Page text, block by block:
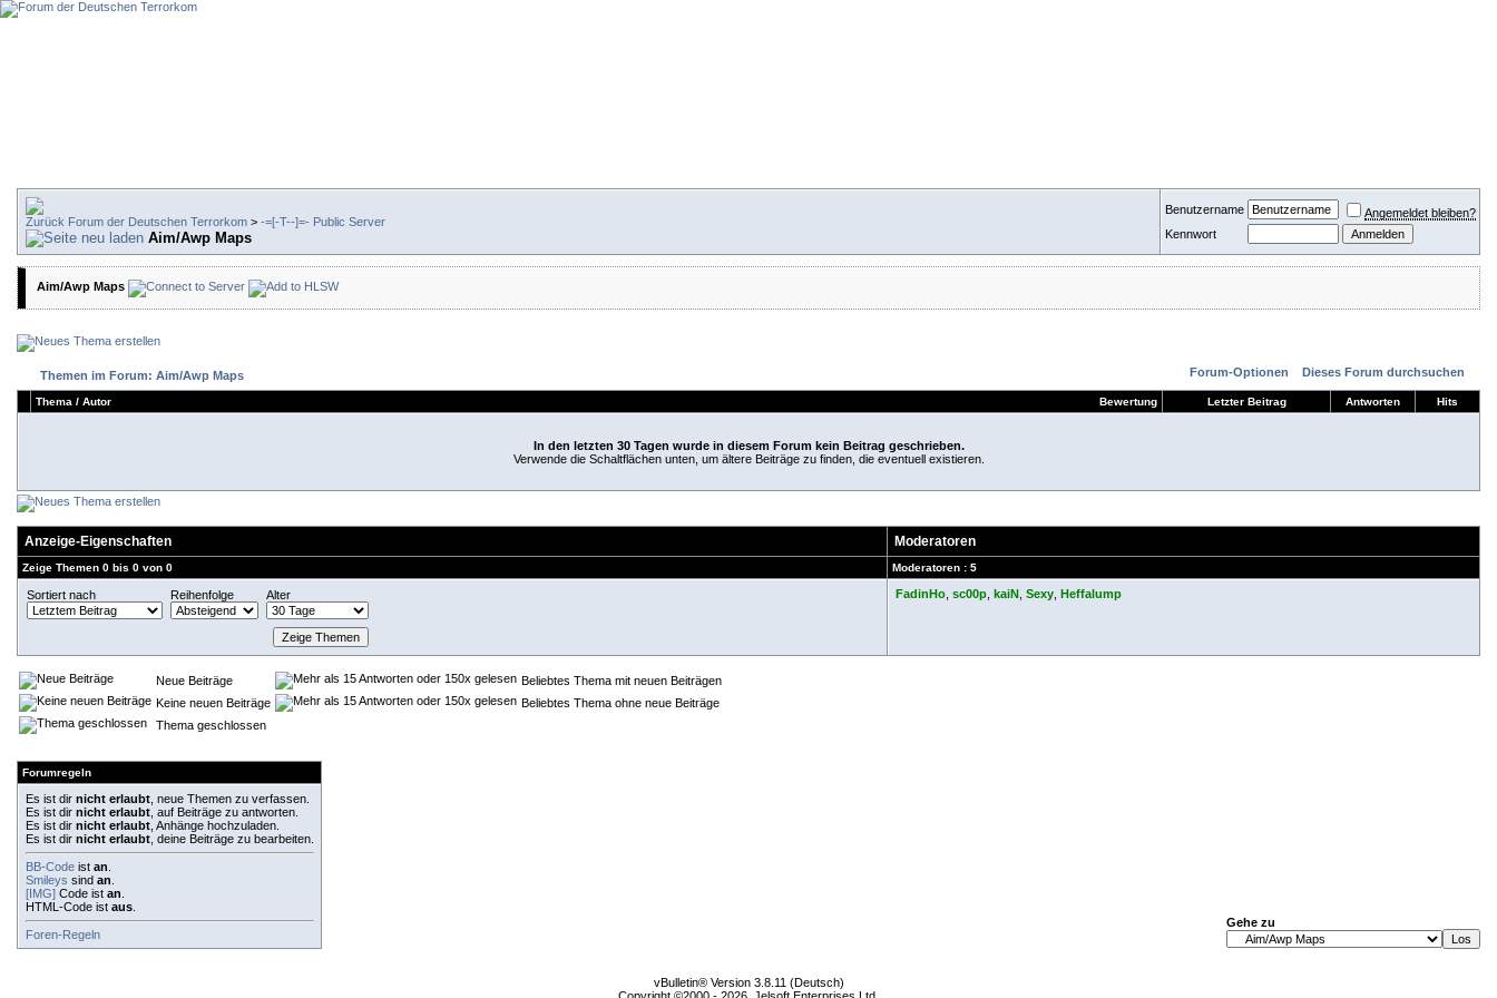
Forum der Deutschen Terrorkom > -=[-T--]=- Public Server
Aim/Awp Maps
Benutzername
Angemeldet bleiben?
Kennwort
Aim/Awp Maps
Themen im Forum: Aim/Awp Maps Forum-Optionen Dieses Forum durchsuchen
Bewertung
Thema / Autor Letzter Beitrag Antworten Hits
In den letzten 30 Tagen wurde in diesem Forum kein Beitrag geschrieben.
Verwende die Schaltflächen unten, um ältere Beiträge zu finden, die eventuell existieren.
Anzeige-Eigenschaften Moderatoren
Zeige Themen 0 bis 0 von 0 Moderatoren : 5
Sortiert nach Reihenfolge Alter FadinHo sc00p kaiN Sexy Heffalump
Neue Beiträge
Beliebtes Thema mit neuen Beiträgen
Keine neuen Beiträge
Beliebtes Thema ohne neue Beiträge
Thema geschlossen
Forumregeln
Es ist dir nicht erlaubt , neue Themen zu verfassen.
Es ist dir nicht erlaubt , auf Beiträge zu antworten.
Es ist dir nicht erlaubt , Anhänge hochzuladen.
Es ist dir nicht erlaubt , deine Beiträge zu bearbeiten.
BB-Code ist an
Smileys sind an
[IMG] Code ist an
HTML-Code ist aus
Foren-Regeln
Gehe zu
vBulletin® Version 3.8.11 (Deutsch)